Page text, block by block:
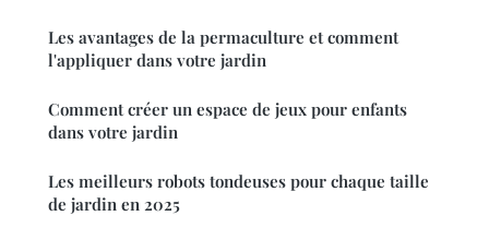
Les avantages de la permaculture et comment
l'appliquer dans votre jardin
Comment créer un espace de jeux pour enfants
dans votre jardin
Les meilleurs robots tondeuses pour chaque taille
de jardin en 2025